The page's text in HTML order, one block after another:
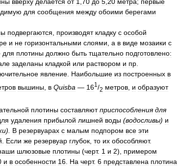
вверху делается от 1,70 до 5,20 метра; первые
для сообщения между обоими берегами
подвергаются, производят кладку с особой
и не горизонтальными слоями, а в виде мозаики с
для плотины должно быть тщательно подготовлено:
заделаны кладкой или раствором и пр.
явление. Наибольшие из построенных в
вышины в Quisba — 161 /2 метров и образуют
плотины составляют приспособления для
удаления прибылой лишней воды (водосливы) и
). В резервуарах с малым подпором все эти
Если же резервуар глубок то их обособляют.
шлюзовые плотины (черт. 1 и 2), примером
и в особенности 16 На черт. 6 представлена плотина